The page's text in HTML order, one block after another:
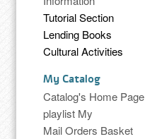
Tutorial Section
Lending Books
Cultural Activities
My Catalog
Catalog's Home Page
playlist My
Mail Orders Basket